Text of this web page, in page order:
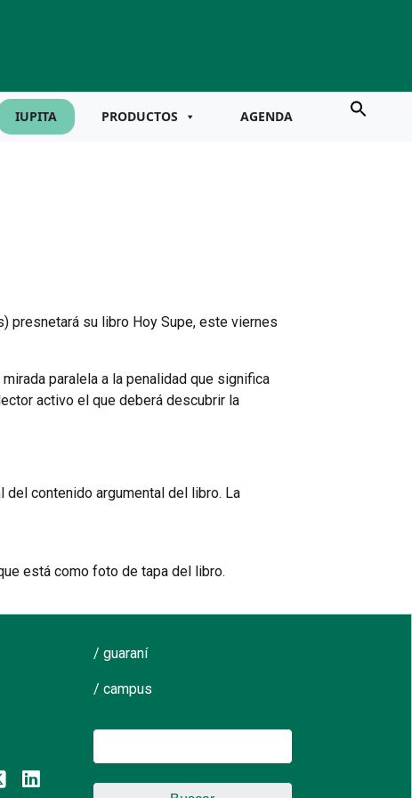
IUPITA PRODUCTOS AGENDA
presnetará su libro Hoy Supe, este viernes
paralela a la penalidad que significa
activo el que deberá descubrir la
del contenido argumental del libro. La
está como foto de tapa del libro.
/ guaraní
/ campus
Buscar: